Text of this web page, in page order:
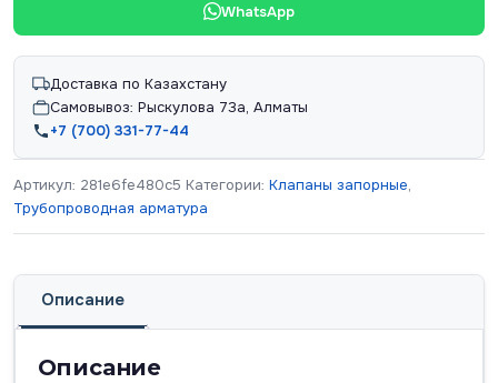
WhatsApp
Доставка по Казахстану
Самовывоз: Рыскулова 73а, Алматы
+7 (700) 331-77-44
Артикул: 281e6fe480c5 Категории: Клапаны запорные,
Трубопроводная арматура
Описание
Описание